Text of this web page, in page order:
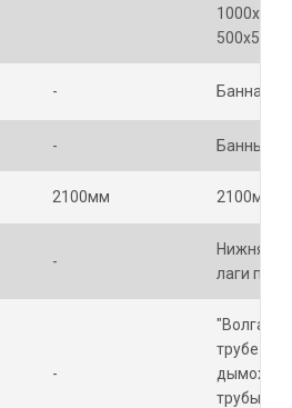
- Банная –
- Банные –
2100мм 2100мм
-
Нижняя
лаги пола
-
"Волга"с
трубе 50л
трубы и